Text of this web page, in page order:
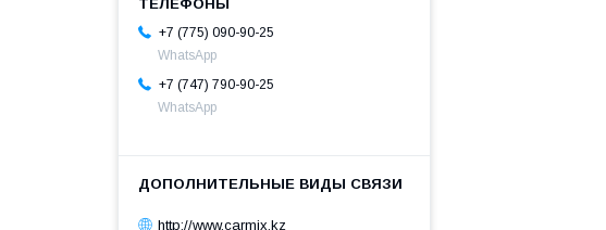
+7 (775) 090-90-25
WhatsApp
+7 (747) 790-90-25
WhatsApp
http://www.carmix.kz